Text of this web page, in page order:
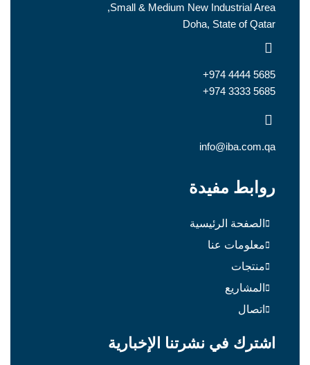
Small & Medium New Industrial Area,
Doha, State of Qatar
+974 4444 5685
+974 3333 5685
info@iba.com.qa
روابط مفيدة
الصفحة الرئيسية
معلومات عنا
منتجات
المشاريع
اتصال
اشترك في نشرتنا الإخبارية